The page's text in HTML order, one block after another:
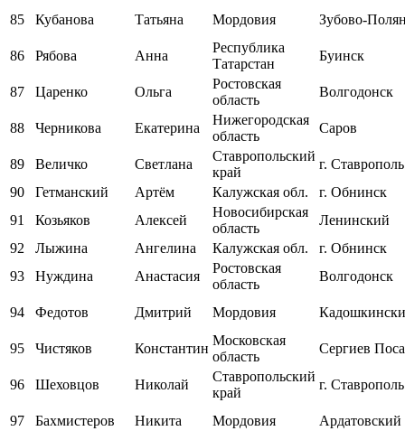
85
Кубанова Татьяна Мордовия Зубово-
86 Рябова Анна
Республика
Татарстан
Буинск
87 Царенко Ольга
Ростовская
область
Волгодонск
88 Черникова Екатерина
Нижегородская
область
Саров
89 Величко Светлана
Ставропольский
край
г. Ставрополь
90
Гетманский Артём Калужская обл.
г. Обнинск
91
Козьяков Алексей
Новосибирская
область
Ленинский
92
Лыжина Ангелина Калужская обл.
г. Обнинск
93
Нуждина Анастасия
Ростовская
область
Волгодонск
94 Федотов Дмитрий Мордовия
95 Чистяков Константин
Московская
область
Сергиев
96 Шеховцов Николай
Ставропольский
край
г. Ставрополь
97 Бахмистеров Никита Мордовия Ардатовский